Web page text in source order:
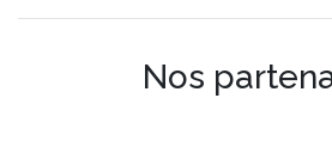
Nos